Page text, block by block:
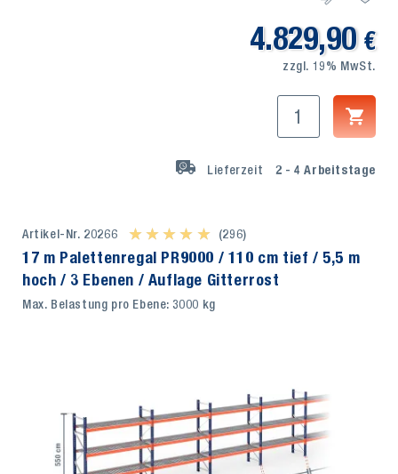
4.829,90 €
zzgl. 19% MwSt.
Lieferzeit 2 - 4 Arbeitstage
Artikel-Nr. 20266 ★ ★ ★ ★ ★
★ ★ ★ ★ ★ (296)
17 m Palettenregal PR9000 / 110 cm tief / 5,5 m
hoch / 3 Ebenen / Auflage Gitterrost
Max. Belastung pro Ebene: 3000 kg